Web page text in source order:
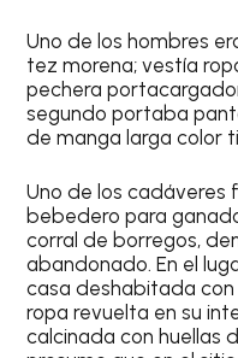
Uno de los hombres
tez morena; vestía
pechera
segundo portaba
de manga larga color
Uno de los cadáveres
bebedero para
corral de borregos,
abandonado. En el
casa deshabitada
ropa revuelta en su
calcinada con huellas